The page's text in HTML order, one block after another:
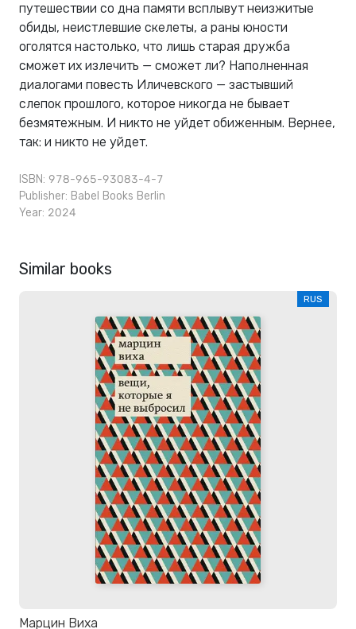
путешествии со дна памяти всплывут неизжитые
обиды, неистлевшие скелеты, а раны юности
оголятся настолько, что лишь старая дружба
сможет иx излечить — сможет ли? Наполненная
диалогами повесть Иличевского — застывший
слепок прошлого, которое никогда не бывает
безмятежным. И никто не уйдет обиженным. Вернее,
так: и никто не уйдет.
ISBN: 978-965-93083-4-7
Publisher: Babel Books Berlin
Year: 2024
Similar books
RUS
Марцин Виха